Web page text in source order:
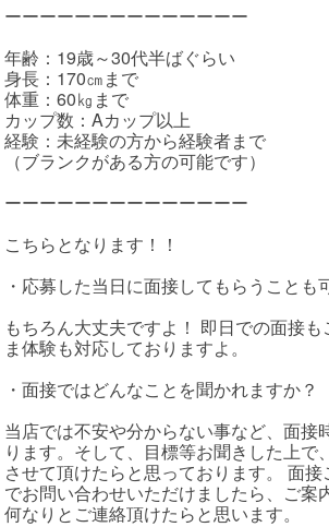
ーーーーーーーーーーーーーー
年齢：19歳～30代半ばぐらい
身長：170㎝まで
体重：60㎏まで
カップ数：Aカップ以上
経験：未経験の方から経験者まで
（ブランクがある方の可能です）
ーーーーーーーーーーーーーー
こちらとなります！！
・応募した当日に面接してもらうことも
もちろん大丈夫ですよ！ 即日での面接
ま体験も対応しておりますよ。
・面接ではどんなことを聞かれますか？
当店では不安や分からない事など、面接
ります。そして、目標等お聞きした上で
させて頂けたらと思っております。 面
でお問い合わせいただけましたら、ご案
何なりとご連絡頂けたらと思います。